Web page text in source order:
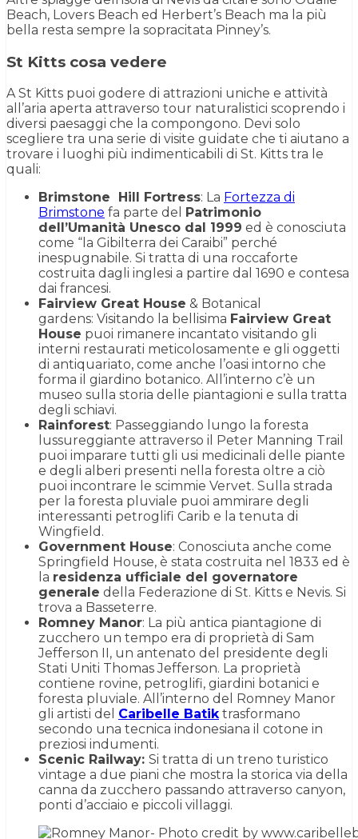
Beach, Lovers Beach ed Herbert’s Beach ma la più
bella resta sempre la sopracitata Pinney’s.
St Kitts cosa vedere
A St Kitts puoi godere di attrazioni uniche e attività
all’aria aperta attraverso tour naturalistici scoprendo i
diversi paesaggi che la compongono. Devi solo
scegliere tra una serie di visite guidate che ti aiutano a
trovare i luoghi più indimenticabili di St. Kitts tra le
quali:
Brimstone Hill Fortress: La Fortezza di
Brimstone fa parte del
Patrimonio
dell’Umanità Unesco dal 1999 ed è conosciuta
come “la Gibilterra dei Caraibi” perché
inespugnabile. Si tratta di una roccaforte
costruita dagli inglesi a partire dal 1690 e contesa
dai francesi.
Fairview Great House & Botanical
gardens: Visitando la bellisima Fairview Great
House puoi rimanere incantato visitando gli
interni restaurati meticolosamente e gli oggetti
di antiquariato, come anche l’oasi intorno che
forma il giardino botanico. All’interno c’è un
museo sulla storia delle piantagioni e sulla tratta
degli schiavi.
Rainforest: Passeggiando lungo la foresta
lussureggiante attraverso il Peter Manning Trail
puoi imparare tutti gli usi medicinali delle piante
e degli alberi presenti nella foresta oltre a ciò
puoi incontrare le scimmie Vervet. Sulla strada
per la foresta pluviale puoi ammirare degli
interessanti petroglifi Carib e la tenuta di
Wingfield.
Government House: Conosciuta anche come
Springfield House, è stata costruita nel 1833 ed è
la residenza ufficiale del governatore
generale della Federazione di St. Kitts e Nevis. Si
trova a Basseterre.
Romney Manor: La più antica piantagione di
zucchero un tempo era di proprietà di Sam
Jefferson II, un antenato del presidente degli
Stati Uniti Thomas Jefferson. La proprietà
contiene rovine, petroglifi, giardini botanici e
foresta pluviale. All’interno del Romney Manor
gli artisti del Caribelle Batiktrasformano
secondo una tecnica indonesiana il cotone in
preziosi indumenti.
Scenic Railway: Si tratta di un treno turistico
vintage a due piani che mostra la storica via della
canna da zucchero passando attraverso canyon,
ponti d’acciaio e piccoli villaggi.